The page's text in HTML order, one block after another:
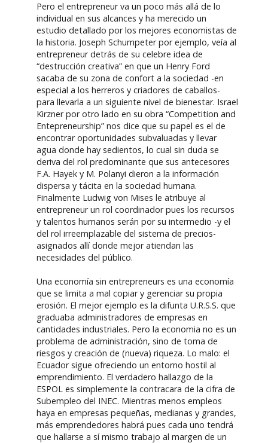
Pero el entrepreneur va un poco más allá de lo
individual en sus alcances y ha merecido un
estudio detallado por los mejores economistas de
la historia. Joseph Schumpeter por ejemplo, veía al
entrepreneur detrás de su celebre idea de
“destrucción creativa” en que un Henry Ford
sacaba de su zona de confort a la sociedad -en
especial a los herreros y criadores de caballos-
para llevarla a un siguiente nivel de bienestar. Israel
Kirzner por otro lado en su obra “Competition and
Entepreneurship” nos dice que su papel es el de
encontrar oportunidades subvaluadas y llevar
agua donde hay sedientos, lo cual sin duda se
deriva del rol predominante que sus antecesores
F.A. Hayek y M. Polanyi dieron a la información
dispersa y tácita en la sociedad humana.
Finalmente Ludwig von Mises le atribuye al
entrepreneur un rol coordinador pues los recursos
y talentos humanos serán por su intermedio -y el
del rol irreemplazable del sistema de precios-
asignados allí donde mejor atiendan las
necesidades del público.
Una economía sin entrepreneurs es una economía
que se limita a mal copiar y gerenciar su propia
erosión. El mejor ejemplo es la difunta U.R.S.S. que
graduaba administradores de empresas en
cantidades industriales. Pero la economia no es un
problema de administración, sino de toma de
riesgos y creación de (nueva) riqueza. Lo malo: el
Ecuador sigue ofreciendo un entorno hostil al
emprendimiento. El verdadero hallazgo de la
ESPOL es simplemente la contracara de la cifra de
Subempleo del INEC. Mientras menos empleos
haya en empresas pequeñas, medianas y grandes,
más emprendedores habrá pues cada uno tendrá
que hallarse a sí mismo trabajo al margen de un